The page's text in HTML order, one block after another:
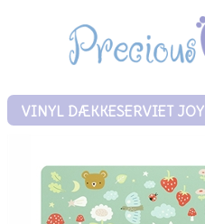
VINYL DÆKKESERVIET JOY